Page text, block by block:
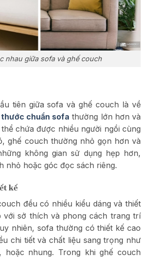
nhau giữa sofa và ghế couch
tiên giữa sofa và ghế couch là về
chuẩn sofa thường lớn hơn và
chứa được nhiều người ngồi cùng
ghế couch thường nhỏ gọn hơn và
không gian sử dụng hẹp hơn,
nhỏ hoặc góc đọc sách riêng.
kế
đều có nhiều kiểu dáng và thiết
với sở thích và phong cách trang trí
nhiên, sofa thường có thiết kế cao
chi tiết và chất liệu sang trọng như
hoặc nhung. Trong khi ghế couch